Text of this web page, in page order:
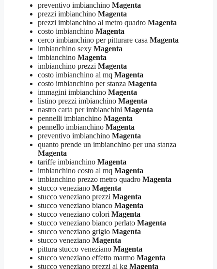
preventivo imbianchino Magenta
prezzi imbianchino Magenta
prezzi imbianchino al metro quadro Magenta
costo imbianchino Magenta
cerco imbianchino per pitturare casa Magenta
imbianchino sexy Magenta
imbianchino Magenta
imbianchino prezzi Magenta
costo imbianchino al mq Magenta
costo imbianchino per stanza Magenta
immagini imbianchino Magenta
listino prezzi imbianchino Magenta
nastro carta per imbianchini Magenta
pennelli imbianchino Magenta
pennello imbianchino Magenta
preventivo imbianchino Magenta
quanto prende un imbianchino per una stanza
Magenta
tariffe imbianchino Magenta
imbianchino costo al mq Magenta
imbianchino prezzo metro quadro Magenta
stucco veneziano Magenta
stucco veneziano prezzi Magenta
stucco veneziano bianco Magenta
stucco veneziano colori Magenta
stucco veneziano bianco perlato Magenta
stucco veneziano grigio Magenta
stucco veneziano Magenta
pittura stucco veneziano Magenta
stucco veneziano effetto marmo Magenta
stucco veneziano prezzi al kg Magenta